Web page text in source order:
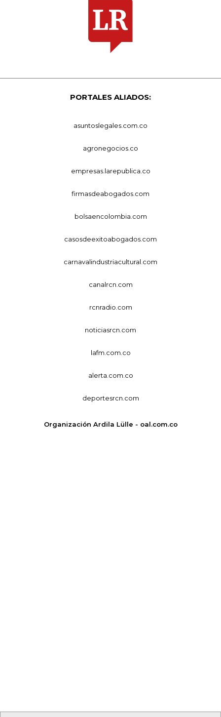
PORTALES ALIADOS:
asuntoslegales.com.co
agronegocios.co
empresas.larepublica.co
firmasdeabogados.com
bolsaencolombia.com
casosdeexitoabogados.com
carnavalindustriacultural.com
canalrcn.com
rcnradio.com
noticiasrcn.com
lafm.com.co
alerta.com.co
deportesrcn.com
Organización Ardila Lülle - oal.com.co